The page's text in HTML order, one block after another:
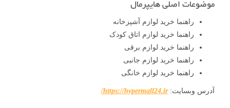
موضوعات اصلی هایپرمال
راهنما خرید لوازم آشپزخانه
راهنما خرید لوازم اتاق کودک
راهنما خرید لوازم برقی
راهنما خرید لوازم جانبی
راهنما خرید لوازم خانگی
آدرس وبسایت:https://hypermall24.ir/